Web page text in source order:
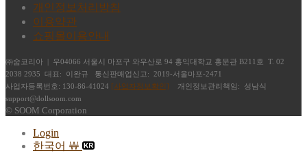
개인정보처리방침
이용약관
쇼핑몰이용안내
㈜숨코리아 | 우04066 서울시 마포구 와우산로 94 홍익대학교 홍문관 B211호 T. 02
2038 2935 대표: 이완규 통신판매업신고: 2019-서울마포-2471
사업자등록번호: 130-86-41024 [사업자정보확인] 개인정보관리책임: 성남식
support@dollsoom.com
© SOOM Corporation
Login
한국어 ￦